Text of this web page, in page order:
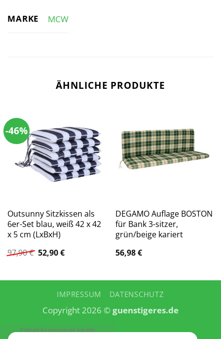
MARKE MCW
ÄHNLICHE PRODUKTE
-46%
Outsunny Sitzkissen als
6er-Set blau, weiß 42 x 42
x 5 cm (LxBxH)
97,90€ Ursprünglicher
Preis
52,90€Aktueller
DEGAMO Auflage BOSTON
für Bank 3-sitzer,
grün/beige kariert
56,98€
IMPRESSUM DATENSCHUTZ
Copyright 2026 ©guenstigeres.de